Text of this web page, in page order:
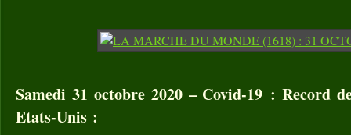
Samedi 31 octobre 2020 – Covid-19 : Record
Etats-Unis :